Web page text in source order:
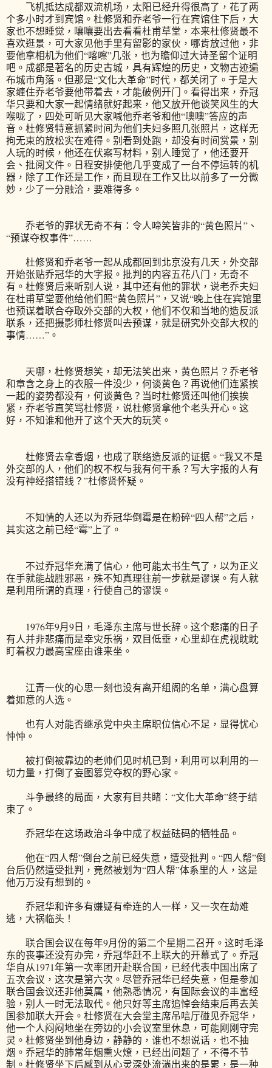
飞机抵达成都双流机场，太阳已经升得很高了，花了两
个多小时才到宾馆。杜修贤和乔老爷一行在宾馆住下后，大
家也不想睡觉，嚷嚷要出去看看杜甫草堂，本来杜修贤最不
喜欢逛景，可大家见他手里有留影的家伙，哪肯放过他，非
要他拿相机为他们“喀嚓”几张，也为瞻仰过大诗圣留个证明
吧。成都是著名的历史古城，具有辉煌的历史，文物古迹遍
布城市角落。但那是“文化大革命”时代，都关闭了。于是大
家缠住乔老爷要他带着去，才能破例开门。看得出来，乔冠
华只要和大家一起情绪就好起来，他又放开他谈笑风生的大
喉咙了，四处可听见大家喊他乔老爷和他“噢噢”答应的声
音。杜修贤特意抓紧时间为他们夫妇多照几张照片，这样无
拘无束的放松实在难得。别看到处跑，却没有时间赏景，别
人玩的时候，他还在伏案写材料，别人睡觉了，他还要开
会、批阅文件。日程安排使他几乎变成了一台不停运转的机
器，除了工作还是工作，而且现在工作又比以前多了一分微
妙，少了一分融洽，要难得多。
乔老爷的罪状无奇不有：令人啼笑皆非的“黄色照片”、
“预谋夺权事件”……
杜修贤和乔老爷一起从成都回到北京没有几天，外交部
开始张贴乔冠华的大字报。批判的内容五花八门，无奇不
有。杜修贤后来听别人说，其中还有他的罪状，说老乔夫妇
在杜甫草堂要他给他们照“黄色照片”，又说“晚上住在宾馆里
也预谋着联合夺取外交部的大权，他们不仅和当地的造反派
联系，还把摄影师杜修贤叫去预谋，就是研究外交部大权的
事情……”。
天哪，杜修贤想笑，却无法笑出来，黄色照片？乔老爷
和章含之身上的衣服一件没少，何谈黄色？再说他们连紧挨
一起的姿势都没有，何谈黄色？当时杜修贤还叫他们挨挨
紧，乔老爷直笑骂杜修贤，说杜修贤拿他个老头开心。这
好，不知谁和他开了这个天大的玩笑。
杜修贤去拿香烟，也成了联络造反派的证据。“我又不是
外交部的人，他们的权不权与我有何干系？写大字报的人有
没有神经搭错线？”杜修贤怀疑。
不知情的人还以为乔冠华倒霉是在粉碎“四人帮”之后，
其实这之前已经“霉”上了。
不过乔冠华充满了信心，他可能太书生气了，以为正义
在手就能战胜邪恶，殊不知真理往前一步就是谬误。有人就
是利用所谓的真理，行使自己的谬误。
1976年9月9日，毛泽东主席与世长辞。这个悲痛的日子
有人并非悲痛而是幸灾乐祸，双目低垂，心里却在虎视眈眈
盯着权力最高宝座由谁来坐。
江青一伙的心思一刻也没有离开组阁的名单，满心盘算
着如意的人选。
也有人对能否继承党中央主席职位信心不足，显得忧心
忡忡。
被打倒被靠边的老帅们见时机已到，利用可以利用的一
切力量，打倒了妄图篡党夺权的野心家。
斗争最终的局面，大家有目共睹：“文化大革命”终于结
束了。
乔冠华在这场政治斗争中成了权益砝码的牺牲品。
他在“四人帮”倒台之前已经失意，遭受批判。“四人帮”倒
台后仍然遭受批判，竟然被划为“四人帮”体系里的人，这是
他万万没有想到的。
乔冠华和许多有嫌疑有牵连的人一样，又一次在劫难
逃，大祸临头！
联合国会议在每年9月份的第二个星期二召开。这时毛泽
东的丧事还没有办完，乔冠华赶不上联大的开幕式了。乔冠
华自从1971年第一次率团开赴联合国，已经代表中国出席了
五次会议，这次是第六次。尽管乔冠华已经失意，但是参加
联合国会议还非他莫属，他熟悉情况，有国际会议的丰富经
验，别人一时无法取代。他只好等主席追悼会结束后再去美
国参加联大开会。杜修贤在大会堂主席吊唁厅碰见乔冠华，
他一个人闷闷地坐在旁边的小会议室里休息，可能刚刚守完
灵。杜修贤坐到他身边，静静的，谁也不想说话，也不抽
烟。乔冠华的肺常年烟熏火燎，已经出问题了，不得不节
制。杜修贤坐下后感到从心灵深处流淌出来的是累，是一种